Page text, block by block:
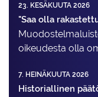
23. KESÄKUUTA 2026
"Saa olla
oikeudesta olla
7. HEINÄKUUTA 2026
Historiallinen